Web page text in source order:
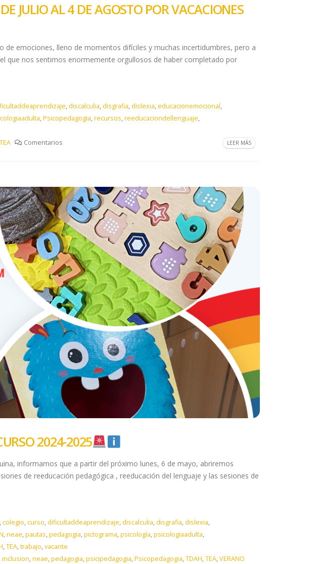
JULIO AL 4 DE AGOSTO POR VACACIONES
emociones, lleno de momentos difíciles y muchas incertidumbres, pero a
que nos sentimos enormemente orgullosos de haber completado por
, discalculia, disgrafia, dislexia,educacionemocional,
,Psicopedagogia,recursos,reeducaciondellenguaje,
TEA Comentarios LEER MÁS
2024-2025
informamos que a partir del próximo lunes, 6 de mayo, abriremos
de reeducación pedagógica , reeducación del lenguaje y las sesiones de
colegio,curso, dificultaddeaprendizaje, discalculia, disgrafia, dislexia,
,neae,pautas,pedagogia,pictograma,psicología,psicologiaadulta,
,TEA,trabajo,vacante
inclusion,neae,pedagogia,psicipedagogia,Psicopedagogia,TDAH,TEA,VERANO